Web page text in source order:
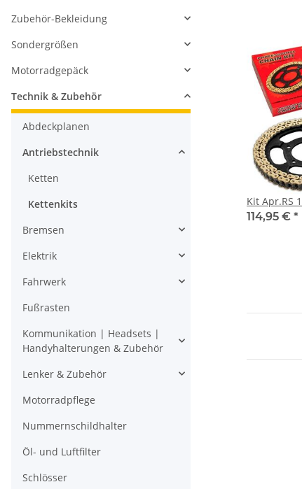
Kit Apr.RS
114,95 € *
Zubehör-Bekleidung
Sondergrößen
Motorradgepäck
Technik & Zubehör
Abdeckplanen
Antriebstechnik
Ketten
Kettenkits
Bremsen
Elektrik
Fahrwerk
Fußrasten
Kommunikation | Headsets |
Handyhalterungen & Zubehör
Lenker & Zubehör
Motorradpflege
Nummernschildhalter
Öl- und Luftfilter
Schlösser